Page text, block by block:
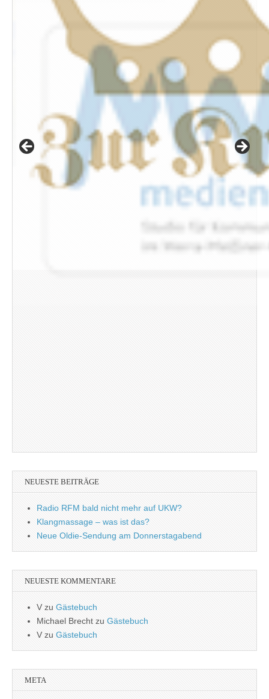
NEUESTE BEITRÄGE
Radio RFM bald nicht mehr auf UKW?
Klangmassage – was ist das?
Neue Oldie-Sendung am Donnerstagabend
NEUESTE KOMMENTARE
V zu Gästebuch
Michael Brecht zu Gästebuch
Vzu Gästebuch
META